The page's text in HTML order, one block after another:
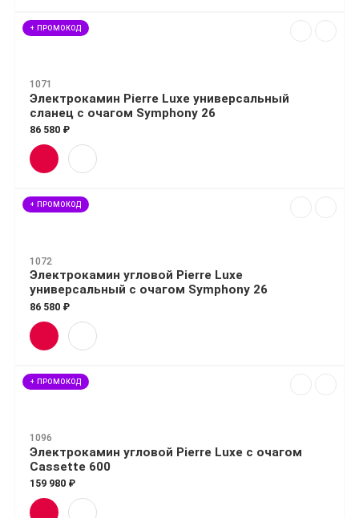
+ ПРОМОКОД
1071
Электрокамин Pierre Luxe универсальный
сланец с очагом Symphony 26
86 580 ₽
+ ПРОМОКОД
1072
Электрокамин угловой Pierre Luxe
универсальный с очагом Symphony 26
86 580 ₽
+ ПРОМОКОД
1096
Электрокамин угловой Pierre Luxe с очагом
Cassette 600
159 980 ₽